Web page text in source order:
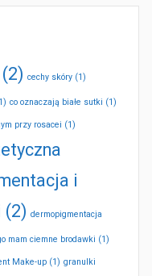
(2) cechy skóry (1)
co oznaczają białe sutki (1)
przy rosacei (1)
i
(2) dermopigmentacja
mam ciemne brodawki (1)
Make-up (1) granulki